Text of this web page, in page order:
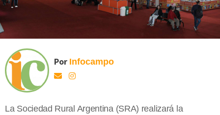
Por Infocampo
La Sociedad Rural Argentina (SRA) realizará la